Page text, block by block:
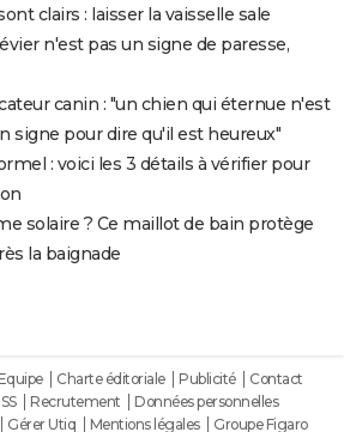
clairs : laisser la vaisselle sale
n'est pas un signe de paresse,
canin : "un chien qui éternue n'est
signe pour dire qu'il est heureux"
: voici les 3 détails à vérifier pour
solaire ? Ce maillot de bain protège
la baignade
Equipe Charte éditoriale Publicité
Contact
Recrutement
Données personnelles
Gérer Utiq Mentions légales
Groupe Figaro